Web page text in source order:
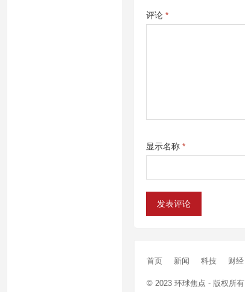
评论 *
显示名称 *
首页 新闻 科技 财经
© 2023 环球焦点 - 版权所有